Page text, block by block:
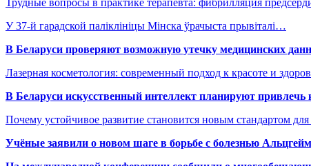
Трудные вопросы в практике терапевта: фибрилляция
У 37-й гарадской паліклініцы Мінска ўрачыста прывіталі…
В Беларуси проверяют возможную утечку медицинских
Лазерная косметология: современный подход к красоте и
В Беларуси искусственный интеллект планируют привлечь
Почему устойчивое развитие становится новым стандартом
Учёные заявили о новом шаге в борьбе с болезнью